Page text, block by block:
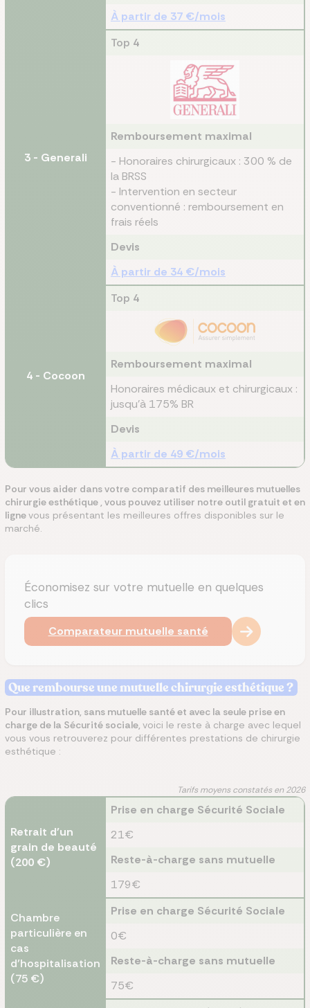
À partir de 37 €/mois
3 - Generali
Top 4
Remboursement maximal
- Honoraires chirurgicaux : 300 % de
la BRSS
- Intervention en secteur
conventionné : remboursement en
frais réels
Devis
À partir de 34 €/mois
4 - Cocoon
Top 4
Remboursement maximal
Honoraires médicaux et chirurgicaux :
jusqu'à 175% BR
Devis
À partir de 49 €/mois
Pour vous aider dans votre comparatif des meilleures mutuelles
chirurgie esthétique , vous pouvez utiliser notre outil gratuit et en
lignevous présentant les meilleures offres disponibles sur le
marché.
Économisez sur votre mutuelle en quelques
clics
Comparateur mutuelle santé
Que rembourse une mutuelle chirurgie esthétique ?
Pour illustration, sans mutuelle santé et avec la seule prise en
charge de la Sécurité sociale, voici le reste à charge avec lequel
vous vous retrouverez pour différentes prestations de chirurgie
esthétique :
Tarifs moyens constatés en 2026
Retrait d'un
grain de beauté
(200 €)
Prise en charge Sécurité Sociale
21€
Reste-à-charge sans mutuelle
179€
Chambre
particulière en
cas
d’hospitalisation
(75 €)
Prise en charge Sécurité Sociale
0€
Reste-à-charge sans mutuelle
75€